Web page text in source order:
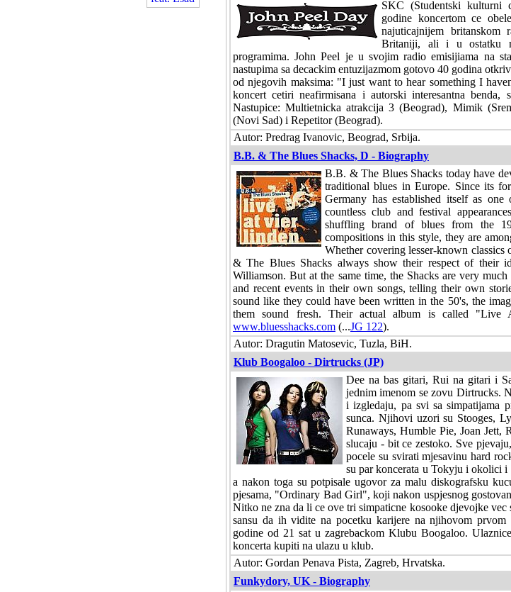
SKC (Studentski kulturni
godine koncertom ce
najuticajnijem
Britaniji, ali i u ostatku
programima. John Peel je u svojim radio emisijiama na
nastupima sa decackim entuzijazmom gotovo 40 godina
od njegovih maksima: "I just want to hear something I
koncert cetiri neafirmisana i autorski interesantna benda,
Nastupice: Multietnicka atrakcija 3 (Beograd), Mimik
(Novi Sad) i Repetitor (Beograd).
Autor: Predrag Ivanovic, Beograd, Srbija.
B.B. & The Blues Shacks, D - Biography
B.B. & The Blues Shacks today have
traditional blues in Europe. Since its
Germany has established itself as
countless club and festival
shuffling brand of blues from the
compositions in this style, they are
Whether covering lesser-known
& The Blues Shacks always show their respect of their
Williamson. But at the same time, the Shacks are very
and recent events in their own songs, telling their own
sound like they could have been written in the 50's, the
them sound fresh. Their actual album is called
www.bluesshacks.com (...JG 122).
Autor: Dragutin Matosevic, Tuzla, BiH.
Klub Boogaloo - Dirtrucks (JP)
Dee na bas gitari, Rui na gitari i
jednim imenom se zovu Dirtrucks.
i izgledaju, pa svi sa simpatijama
sunca. Njihovi uzori su Stooges,
Runaways, Humble Pie, Joan
slucaju - bit ce zestoko. Sve
pocele su svirati mjesavinu hard
su par koncerata u Tokyju i okolici i
a nakon toga su potpisale ugovor za malu diskografsku
pjesama, "Ordinary Bad Girl", koji nakon uspjesnog
Nitko ne zna da li ce ove tri simpaticne kosooke djevojke vec
sansu da ih vidite na pocetku karijere na njihovom prvom
godine od 21 sat u zagrebackom Klubu Boogaloo.
koncerta kupiti na ulazu u klub.
Autor: Gordan Penava Pista, Zagreb, Hrvatska.
Funkydory, UK - Biography